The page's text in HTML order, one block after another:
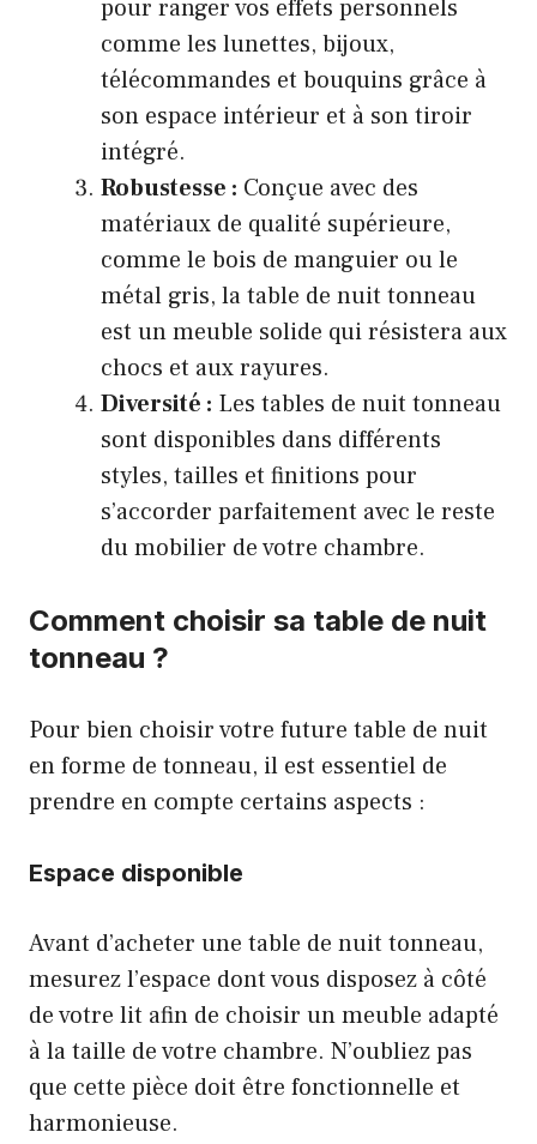
pour ranger vos effets personnels
comme les lunettes, bijoux,
télécommandes et bouquins grâce à
son espace intérieur et à son tiroir
intégré.
Robustesse : Conçue avec des
matériaux de qualité supérieure,
comme le bois de manguier ou le
métal gris, la table de nuit tonneau
est un meuble solide qui résistera aux
chocs et aux rayures.
Diversité : Les tables de nuit tonneau
sont disponibles dans différents
styles, tailles et finitions pour
s’accorder parfaitement avec le reste
du mobilier de votre chambre.
Comment choisir sa table de nuit
tonneau ?
Pour bien choisir votre future table de nuit
en forme de tonneau, il est essentiel de
prendre en compte certains aspects :
Espace disponible
Avant d’acheter une table de nuit tonneau,
mesurez l’espace dont vous disposez à côté
de votre lit afin de choisir un meuble adapté
à la taille de votre chambre. N’oubliez pas
que cette pièce doit être fonctionnelle et
harmonieuse.